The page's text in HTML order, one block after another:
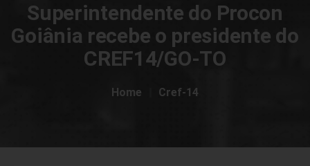
Superintendente do Procon
Goiânia recebe o presidente do
CREF14/GO-TO
Home Cref-14